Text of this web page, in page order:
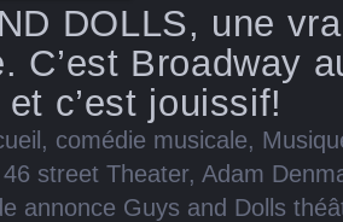
DOLLS, une
C’est Broadway
c’est jouissif!
, comédie musicale,
46 street Theater, Adam
annonce Guys and Dolls